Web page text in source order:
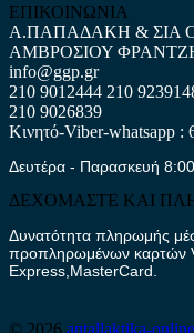
ΕΠΙΚΟΙΝΩΝΙΑ
Α.ΠΑΠΑΔΑΚΗ & ΣΙΑ
ΑΜΒΡΟΣΙΟΥ
info@ggp.gr
210 9012444 210
210 9026839
Κινητό-Viber-whatsapp :
Δευτέρα - Παρασκευή
ΔΕΧΟΜΑΣΤΕ ΚΑΙ
Δυνατότητα πληρωμής
προπληρωμένων καρτών
Express,MasterCard.
© 2026 antallaktika-